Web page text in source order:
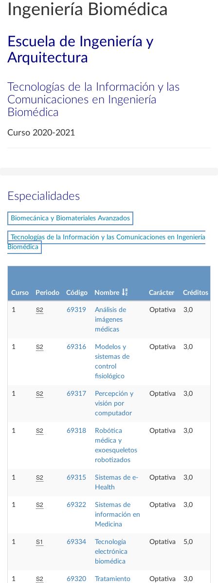
Ingeniería Biomédica
Escuela de Ingeniería y
Arquitectura
Tecnologías de la Información y las
Comunicaciones en Ingeniería
Biomédica
Curso 2020-2021
Especialidades
Biomecánica y Biomateriales Avanzados
Tecnologías de la Información y las Comunicaciones en Ingeniería
Biomédica
Curso Periodo Código Nombre Carácter Créditos
1 S2 69319
Análisis de
imágenes
médicas
Optativa 3,0
1 S2 69316
Modelos y
sistemas de
control
fisiológico
Optativa 3,0
1 S2 69317
Percepción y
visión por
computador
Optativa 3,0
1 S2 69318
Robótica
médica y
exoesqueletos
robotizados
Optativa 3,0
1 S2 69315
Sistemas de e-
Health
Optativa 3,0
1 S2 69322
Sistemas de
información en
Medicina
Optativa 3,0
1 S1 69334
Tecnología
electrónica
biomédica
Optativa 5,0
1 S2 69320
Tratamiento
Optativa 3,0